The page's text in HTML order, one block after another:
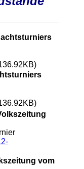
vom